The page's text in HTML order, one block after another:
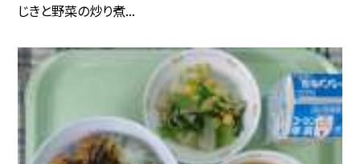
じきと野菜の炒り煮...